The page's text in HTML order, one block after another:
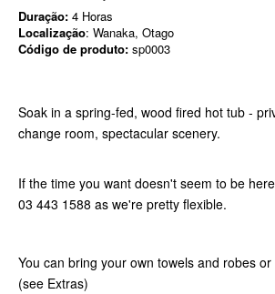
Duração: 4 Horas
Localização: Wanaka, Otago
Código de produto: sp0003
Soak in a spring-fed, wood fired hot tub -
change room, spectacular scenery.
If the time you want doesn't seem to be
03 443 1588 as we're pretty flexible.
You can bring your own towels and robes
(see Extras)